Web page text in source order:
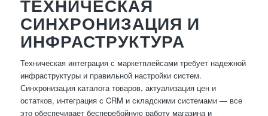
ТЕХНИЧЕСКАЯ
СИНХРОНИЗАЦИЯ И
ИНФРАСТРУКТУРА
Техническая интеграция с маркетплейсами требует надежной
инфраструктуры и правильной настройки систем.
Синхронизация каталога товаров, актуализация цен и
остатков, интеграция с CRM и складскими системами — все
это обеспечивает бесперебойную работу магазина и